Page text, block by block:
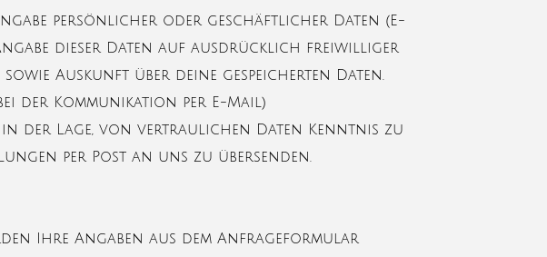
persönlicher oder geschäftlicher Daten (E-
dieser Daten auf ausdrücklich freiwilliger
Auskunft über deine gespeicherten Daten.
der Kommunikation per E-Mail)
der Lage, von vertraulichen Daten Kenntnis zu
per Post an uns zu übersenden.
Ihre Angaben aus dem Anfrageformular